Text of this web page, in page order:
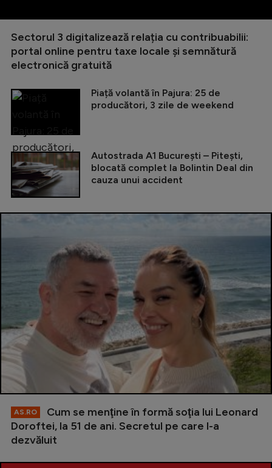
Sectorul 3 digitalizează relația cu contribuabilii:
portal online pentru taxe locale și semnătură
electronică gratuită
Piață volantă în Pajura: 25 de
producători, 3 zile de weekend
Autostrada A1 București – Pitești,
blocată complet la Bolintin Deal din
cauza unui accident
AS.RO
Cum se menţine în formă soţia lui Leonard
Doroftei, la 51 de ani. Secretul pe care l-a
dezvăluit